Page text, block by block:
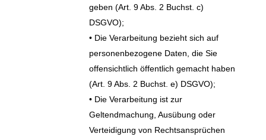
geben (Art. 9 Abs. 2 Buchst. c)
DSGVO);
• Die Verarbeitung bezieht sich auf
personenbezogene Daten, die Sie
offensichtlich öffentlich gemacht haben
(Art. 9 Abs. 2 Buchst. e) DSGVO);
• Die Verarbeitung ist zur
Geltendmachung, Ausübung oder
Verteidigung von Rechtsansprüchen